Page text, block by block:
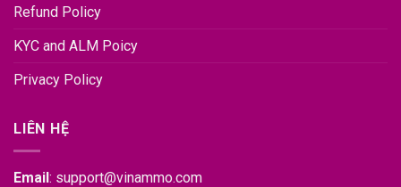
Refund Policy
KYC and ALM Poicy
Privacy Policy
LIÊN HỆ
Email: support@vinammo.com